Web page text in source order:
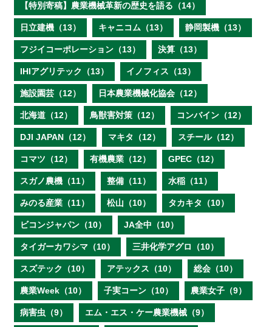
【特別寄稿】農業機械革新の歴史を語る（14）
日立建機（13） キャニコム（13） 静岡製機（13）
フジイコーポレーション（13） 決算（13）
IHIアグリテック（13） イノフィス（13）
施設園芸（12） 日本農業機械化協会（12）
北海道（12） 鳥獣害対策（12） コンバイン（12）
DJI JAPAN（12） マキタ（12） スチール（12）
コマツ（12） 有機農業（12） GPEC（12）
スガノ農機（11） 整備（11） 水稲（11）
みのる産業（11） 松山（10） タカキタ（10）
ビコンジャパン（10） JA全中（10）
タイガーカワシマ（10） 三井化学アグロ（10）
スズテック（10） アテックス（10） 総会（10）
農業Week（10） 子実コーン（10） 農業女子（9）
病害虫（9） エム・エス・ケー農業機械（9）